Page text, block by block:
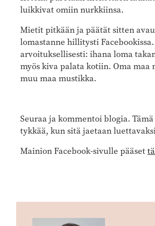
luikkivat omiin nurkkiinsa.
Mietit pitkään ja päätät sitten
lomastanne hillitysti
arvoituksellisesti: ihana loma
myös kiva palata kotiin. Oma maa
muu maa mustikka.
Seuraa ja kommentoi blogia.
tykkää, kun sitä jaetaan
Mainion Facebook-sivulle pääset